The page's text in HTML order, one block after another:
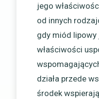
jego
od innych
gdy miód
właściwości
działa przede
środek